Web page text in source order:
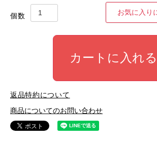
お気に入り
カートに入れる
返品特約について
商品についてのお問い合わせ